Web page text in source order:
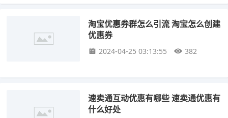
淘宝优惠券群怎么引流 淘宝怎么创建
优惠券
2024-04-25 03:13:55 382
速卖通互动优惠有哪些 速卖通优惠有
什么好处